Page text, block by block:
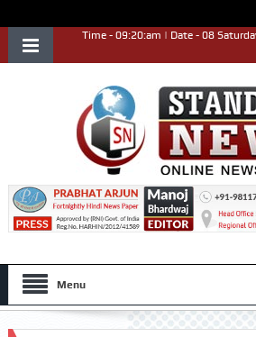
Time - 09:20:am | Date - 08
Menu